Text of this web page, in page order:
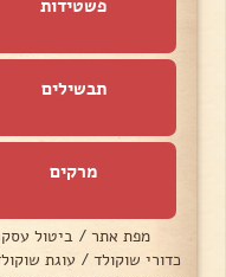
פשטידות
תבשילים
מרקים
מפת אתר / ביטול
כדורי שוקולד / עוגת